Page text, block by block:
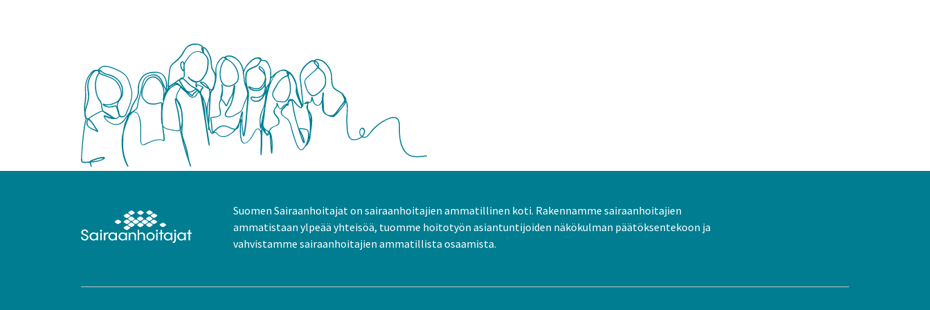
Suomen Sairaanhoitajat on sairaanhoitajien ammatillinen koti. Rakennamme sairaanhoitajien
ammatistaan ylpeää yhteisöä, tuomme hoitotyön asiantuntijoiden näkökulman päätöksentekoon ja
vahvistamme sairaanhoitajien ammatillista osaamista.